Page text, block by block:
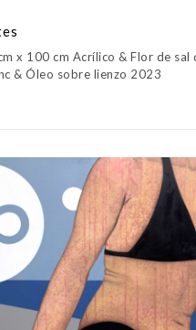
x 100 cm Acrílico & Flor de sal
& Óleo sobre lienzo 2023